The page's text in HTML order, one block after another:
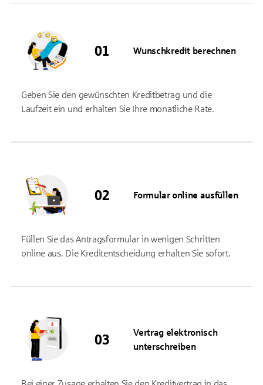
Wunschkredit berechnen
Geben Sie den gewünschten Kreditbetrag und die
Laufzeit ein und erhalten Sie Ihre monatliche Rate.
Formular online ausfüllen
Füllen Sie das Antragsformular in wenigen Schritten
online aus. Die Kreditentscheidung erhalten Sie sofort.
Vertrag elektronisch
unterschreiben